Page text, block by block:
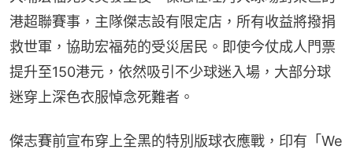
港超聯賽事，主隊傑志設有限定店，所有收益將撥捐
救世軍，協助宏福苑的受災居民。即使今仗成人門票
提升至150港元，依然吸引不少球迷入場，大部分球
迷穿上深色衣服悼念死難者。
傑志賽前宣布穿上全黑的特別版球衣應戰，印有「We